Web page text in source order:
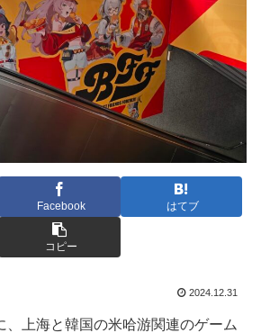
Facebook はてブ
コピー
2024.12.31
、上海と韓国の米哈游関連のゲーム